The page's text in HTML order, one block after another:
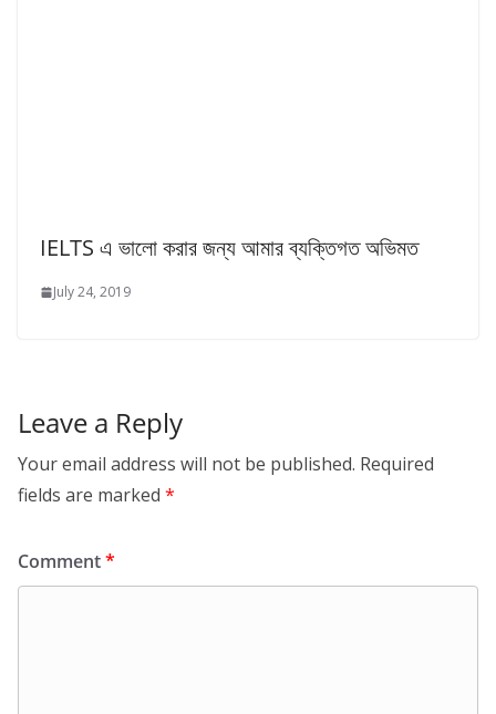
IELTS এ ভালো করার জন্য আমার ব্যক্তিগত অভিমত
July 24, 2019
Leave a Reply
Your email address will not be published. Required
fields are marked *
Comment*